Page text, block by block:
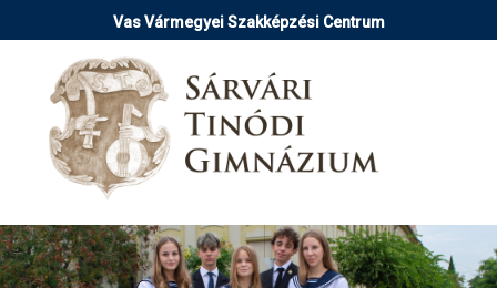
a
tartalomra
Vas Vármegyei Szakképzési Centrum